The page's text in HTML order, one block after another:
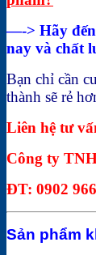
—-> Hãy đến
nay và chất
Bạn chỉ cần
thành sẽ rẻ
Liên hệ tư
Công ty
ĐT: 0902
Sản phẩm